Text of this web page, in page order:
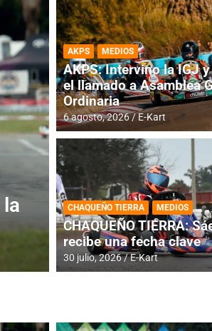
DESTACADA INFORME CENTRAL
RMC BUENOS
histórica en
4 agosto, 2026 E-Kart
AKPS MEDIOS
AKPS: Intervino la IGJ
el llamado a Asamblea
Ordinaria
6 agosto, 2026 E-Kart
CHAQUEÑO TIERRA MEDIOS
CHAQUEÑO TIERRA:
recibe una fecha clave
30 julio, 2026 E-Kart